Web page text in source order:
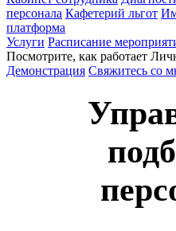
персонала Кафетерий льгот
платформа
Услуги Расписание
Посмотрите, как работает
Демонстрация Свяжитесь со